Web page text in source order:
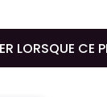
LORSQUE CE